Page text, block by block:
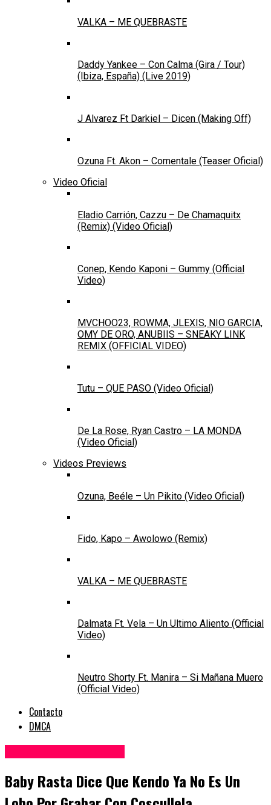
VALKA – ME QUEBRASTE
Daddy Yankee – Con Calma (Gira / Tour)
(Ibiza, España) (Live 2019)
J Alvarez Ft Darkiel – Dicen (Making Off)
Ozuna Ft. Akon – Comentale (Teaser Oficial)
Video Oficial
Eladio Carrión, Cazzu – De Chamaquitx
(Remix) (Video Oficial)
Conep, Kendo Kaponi – Gummy (Official
Video)
MVCHOO23, ROWMA, JLEXIS, NIO GARCIA,
OMY DE ORO, ANUBIIS – SNEAKY LINK
REMIX (OFFICIAL VIDEO)
Tutu – QUE PASO (Video Oficial)
De La Rose, Ryan Castro – LA MONDA
(Video Oficial)
Videos Previews
Ozuna, Beéle – Un Pikito (Video Oficial)
Fido, Kapo – Awolowo (Remix)
VALKA – ME QUEBRASTE
Dalmata Ft. Vela – Un Ultimo Aliento (Official
Video)
Neutro Shorty Ft. Manira – Si Mañana Muero
(Official Video)
Contacto
DMCA
Baby Rasta Dice Que Kendo Ya No Es Un